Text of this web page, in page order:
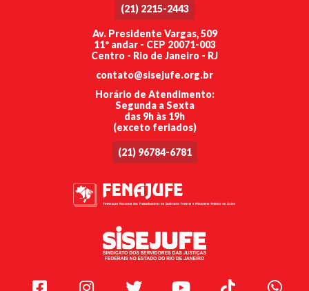
(21) 2215-2443
Av. Presidente Vargas, 509
11º andar - CEP 20071-003
Centro - Rio de Janeiro - RJ
contato@sisejufe.org.br
Horário de Atendimento:
Segunda a Sexta
das 9h às 19h
(exceto feriados)
(21) 96784-6781
Facebook Instagram Twitter Youtube TikTok